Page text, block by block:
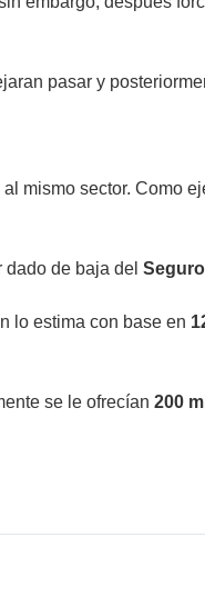
pasar y
mismo sector. Como
de baja del
lo estima con base en
se le ofrecían 200